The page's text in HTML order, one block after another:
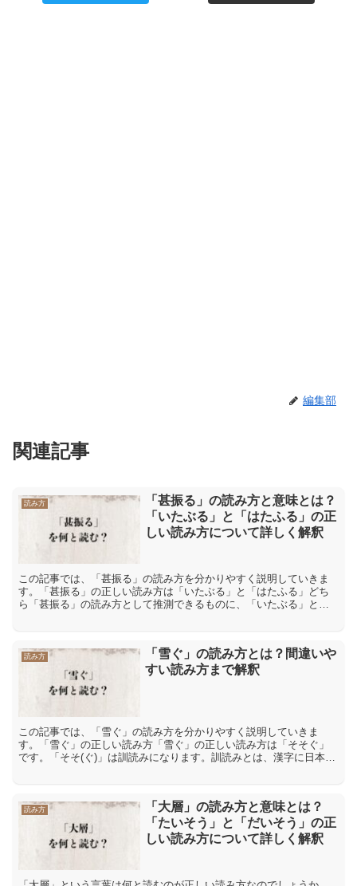
編集部
関連記事
読み方
「甚振る」の読み方と意味とは？
「いたぶる」と「はたふる」の正
しい読み方について詳しく解釈
この記事では、「甚振る」の読み方を分かりやすく説明していきま
す。「甚振る」の正しい読み方は「いたぶる」と「はたふる」どち
ら「甚振る」の読み方として推測できるものに、「いたぶる」と
読み方
「雪ぐ」の読み方とは？間違いや
すい読み方まで解釈
この記事では、「雪ぐ」の読み方を分かりやすく説明していきま
す。「雪ぐ」の正しい読み方「雪ぐ」の正しい読み方は「そそぐ」
です。「そそ(ぐ)」は訓読みになります。訓読みとは、漢字に日本語
読み方
「大層」の読み方と意味とは？
「たいそう」と「だいそう」の正
しい読み方について詳しく解釈